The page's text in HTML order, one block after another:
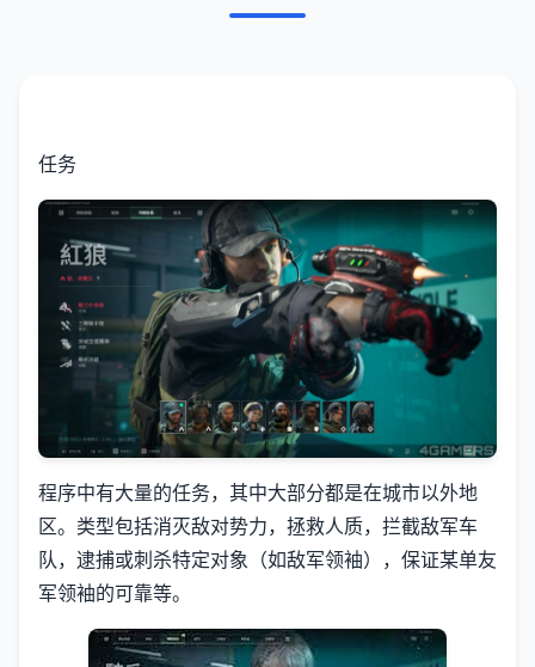
任务
程序中有大量的任务，其中大部分都是在城市以外地
区。类型包括消灭敌对势力，拯救人质，拦截敌军车
队，逮捕或刺杀特定对象（如敌军领袖），保证某单友
军领袖的可靠等。